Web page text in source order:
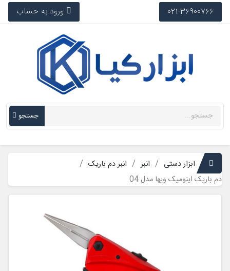
021-36900766 ورود به حساب
جستجو
ابزار دستی انبر
انبر دم باریک
دم باریک اینومیک ویها مدل 04